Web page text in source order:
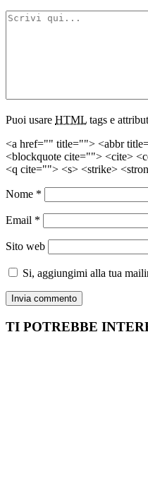
Puoi usare HTML tags e
<a href="" title=""> <abbr
<blockquote cite=""> <cite>
<q cite=""> <s> <strike>
Nome *
Email *
Sito web
Si, aggiungimi alla tua
TI POTREBBE